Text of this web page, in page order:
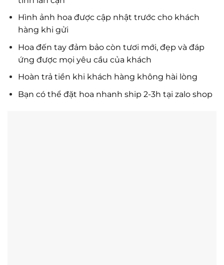
Hình ảnh hoa được cập nhật trước cho khách
hàng khi gửi
Hoa đến tay đảm bảo còn tươi mới, đẹp và đáp
ứng được mọi yêu cầu của khách
Hoàn trả tiền khi khách hàng không hài lòng
Bạn có thể đặt hoa nhanh ship 2-3h tại zalo shop